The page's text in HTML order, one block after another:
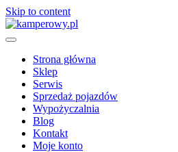
Skip to content
Strona główna
Sklep
Serwis
Sprzedaż pojazdów
Wypożyczalnia
Blog
Kontakt
Moje konto